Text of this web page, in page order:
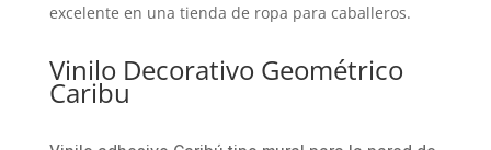
excelente en una tienda de ropa para caballeros.
Vinilo Decorativo Geométrico
Caribu